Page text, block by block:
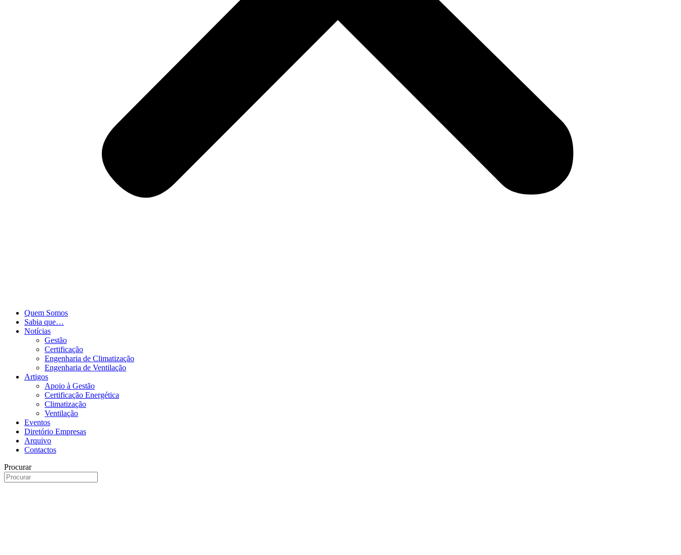
Quem Somos
Sabia que…
Notícias
Gestão
Certificação
Engenharia de Climatização
Engenharia de Ventilação
Artigos
Apoio à Gestão
Certificação Energética
Climatização
Ventilação
Eventos
Diretório Empresas
Arquivo
Contactos
Procurar